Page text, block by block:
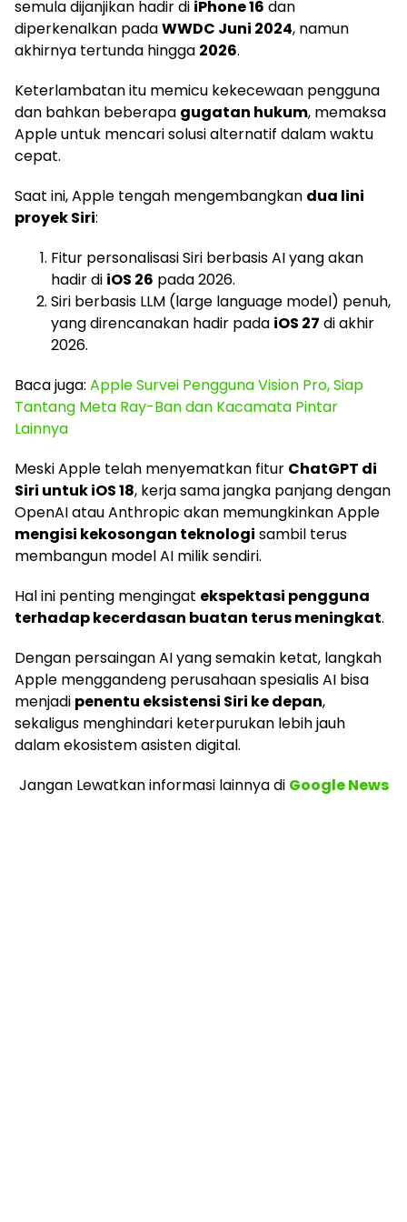
semula dijanjikan hadir di iPhone 16 dan
diperkenalkan padaWWDC Juni 2024, namun
akhirnya tertunda hingga 2026.
Keterlambatan itu memicu kekecewaan pengguna
dan bahkan beberapa gugatan hukum, memaksa
Apple untuk mencari solusi alternatif dalam waktu
cepat.
Saat ini, Apple tengah mengembangkan dua lini
proyek Siri:
Fitur personalisasi Siri berbasis AI yang akan
hadir di iOS 26 pada 2026.
Siri berbasis LLM (large language model) penuh,
yang direncanakan hadir pada iOS 27 di akhir
2026.
Baca juga: Apple Survei Pengguna Vision Pro, Siap
Tantang Meta Ray-Ban dan Kacamata Pintar
Lainnya
Meski Apple telah menyematkan fitur ChatGPT di
Siri untuk iOS 18, kerja sama jangka panjang dengan
OpenAI atau Anthropic akan memungkinkan Apple
mengisi kekosongan teknologi sambil terus
membangun model AI milik sendiri.
Hal ini penting mengingat ekspektasi pengguna
terhadap kecerdasan buatan terus meningkat.
Dengan persaingan AI yang semakin ketat, langkah
Apple menggandeng perusahaan spesialis AI bisa
menjadi penentu eksistensi Siri ke depan,
sekaligus menghindari keterpurukan lebih jauh
dalam ekosistem asisten digital.
Jangan Lewatkan informasi lainnyadi Google News